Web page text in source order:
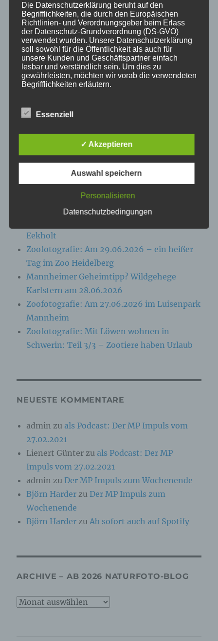
KATEGORIEN
Aktuelle Fakten und Umfragen
Aktuelles vom MP
Impulse zur persönlichen Reflexion
Training und Coaching
NEUESTE BEITRÄGE
Eekholt
Zoofotografie: Am 29.06.2026 – ein heißer
Tag im Zoo Heidelberg
Mannheimer Geheimtipp? Wildgehege
Karlstern am 28.06.2026
Zoofotografie: Am 27.06.2026 im Luisenpark
Mannheim
Zoofotografie: Mit Löwen wohnen in
Schwerin: Teil 3/3 – Zootiere haben Urlaub
NEUESTE KOMMENTARE
admin zu als Podcast: Der MP Impuls vom
27.02.2021
Lienert Günter zu als Podcast: Der MP
Impuls vom 27.02.2021
admin zu Der MP Impuls zum Wochenende
Björn Harder zu Der MP Impuls zum
Wochenende
Björn Harder zu Ab sofort auch auf Spotify
ARCHIVE – AB 2026 NATURFOTO-BLOG
Archive
Die Datenschutzerklärung beruht auf den
Begrifflichkeiten, die durch den Europäischen
Richtlinien- und Verordnungsgeber beim Erlass
der Datenschutz-Grundverordnung (DS-GVO)
verwendet wurden. Unsere Datenschutzerklärung
soll sowohl für die Öffentlichkeit als auch für
unsere Kunden und Geschäftspartner einfach
lesbar und verständlich sein. Um dies zu
gewährleisten, möchten wir vorab die verwendeten
Begrifflichkeiten erläutern.
Wir verwenden in dieser Datenschutzerklärung
unter anderem die folgenden Begriffe:
a) personenbezogene Daten
Personenbezogene Daten sind alle
Informationen, die sich auf eine identifizierte
Folgenden „betroffene Person") beziehen. Als
angesehen, die direkt oder indirekt,
insbesondere mittels Zuordnung zu einer
Kennung wie einem Namen, zu einer
Kennnummer, zu Standortdaten, zu einer
Online-Kennung oder zu einem oder mehreren
besonderen Merkmalen, die Ausdruck der
physischen, physiologischen, genetischen,
psychischen, wirtschaftlichen, kulturellen oder
sozialen Identität dieser natürlichen Person
sind, identifiziert werden kann.
b) betroffene Person
personenbezogene Daten von dem für die
werden.
c) Verarbeitung
Verarbeitung ist jeder mit oder ohne Hilfe
oder jede solche Vorgangsreihe im
Zusammenhang mit personenbezogenen Daten
wie das Erheben, das Erfassen, die
Organisation, das Ordnen, die Speicherung, die
Anpassung oder Veränderung, das Auslesen,
das Abfragen, die Verwendung, die Offenlegung
durch Übermittlung, Verbreitung oder eine
d) Einschränkung der Verarbeitung
Einschränkung der Verarbeitung ist die
Markierung gespeicherter personenbezogener
Essenziell
✓ Akzeptieren
Auswahl speichern
Personalisieren
Datenschutzbedingungen